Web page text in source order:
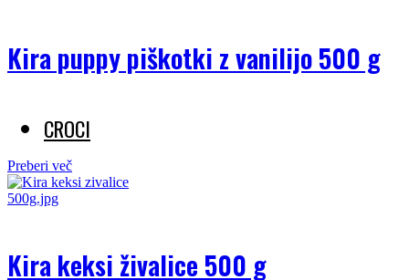
Kira puppy piškotki z vanilijo 500 g
CROCI
Preberi več
Kira keksi živalice 500 g